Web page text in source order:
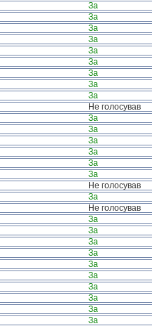
За
За
За
За
За
За
За
За
За
Не голосував
За
За
За
За
За
За
Не голосував
За
Не голосував
За
За
За
За
За
За
За
За
За
За